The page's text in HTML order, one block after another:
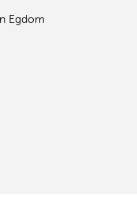
Egdom